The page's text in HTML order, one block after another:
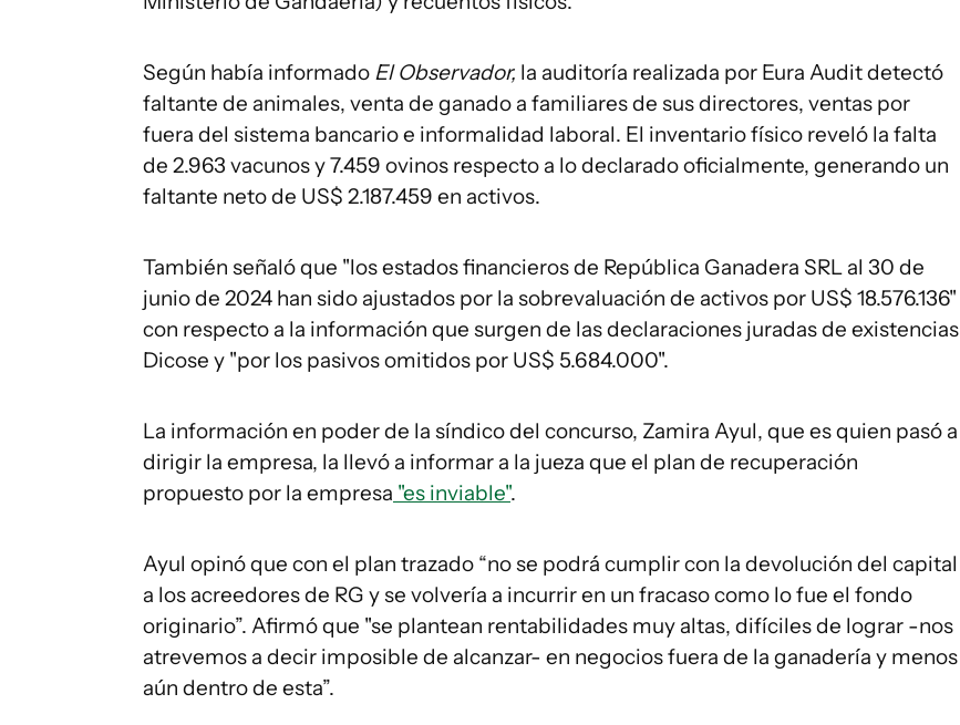
Según había informado El Observador, la auditoría realizada por Eura Audit detectó
faltante de animales, venta de ganado a familiares de sus directores, ventas por
fuera del sistema bancario e informalidad laboral. El inventario físico reveló la falta
de 2.963 vacunos y 7.459 ovinos respecto a lo declarado oficialmente, generando un
faltante neto de US$ 2.187.459 en activos.
También señaló que "los estados financieros de República Ganadera SRL al 30 de
junio de 2024 han sido ajustados por la sobrevaluación de activos por US$ 18.576.136"
con respecto a la información que surgen de las declaraciones juradas de existencias
Dicose y "por los pasivos omitidos por US$ 5.684.000".
La información en poder de la síndico del concurso, Zamira Ayul, que es quien pasó a
dirigir la empresa, la llevó a informar a la jueza que el plan de recuperación
propuesto por la empresa "es inviable".
Ayul opinó que con el plan trazado “no se podrá cumplir con la devolución del capital
a los acreedores de RG y se volvería a incurrir en un fracaso como lo fue el fondo
originario”. Afirmó que "se plantean rentabilidades muy altas, difíciles de lograr -nos
atrevemos a decir imposible de alcanzar- en negocios fuera de la ganadería y menos
aún dentro de esta”.